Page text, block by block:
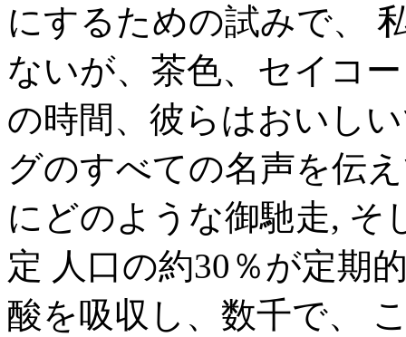
にするための試みで、
ないが、茶色、セイコ
の時間、彼らはおいし
グのすべての名声を伝
にどのような御馳走, そ
定 人口の約30％が定期
酸を吸収し、数千で、